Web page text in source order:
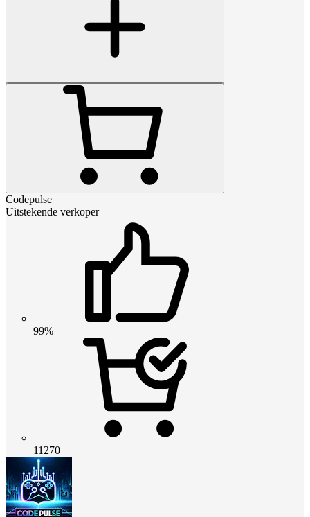
Codepulse
Uitstekende verkoper
99%
11270